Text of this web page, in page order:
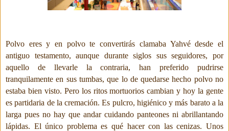
Polvo eres y en polvo te convertirás clamaba Yahvé desde el
antiguo testamento, aunque durante siglos sus seguidores, por
aquello de llevarle la contraria, han preferido pudrirse
tranquilamente en sus tumbas, que lo de quedarse hecho polvo no
estaba bien visto. Pero los ritos mortuorios cambian y hoy la gente
es partidaria de la cremación. Es pulcro, higiénico y más barato a la
larga pues no hay que andar cuidando panteones ni abrillantando
lápidas. El único problema es qué hacer con las cenizas. Unos